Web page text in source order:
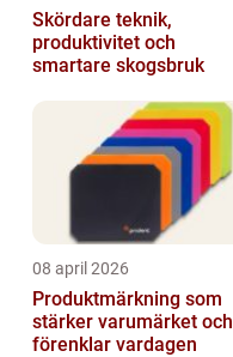
Skördare teknik,
produktivitet och
smartare skogsbruk
08 april 2026
Produktmärkning som
stärker varumärket och
förenklar vardagen